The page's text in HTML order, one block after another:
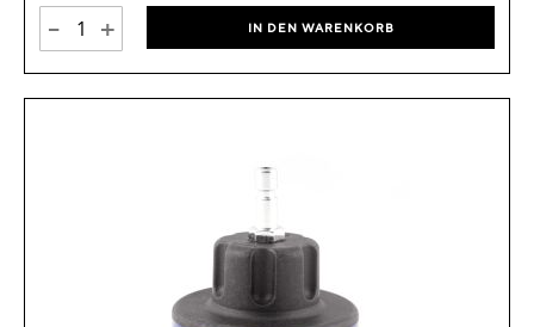
- + IN DEN WARENKORB